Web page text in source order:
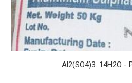
Al2(SO4)3. 14H2O -